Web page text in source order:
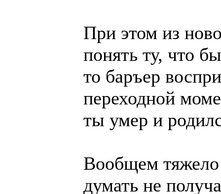
При этом из
понять ту, что
то баръер
переходной
ты умер и
Вообщем тяжело
думать не